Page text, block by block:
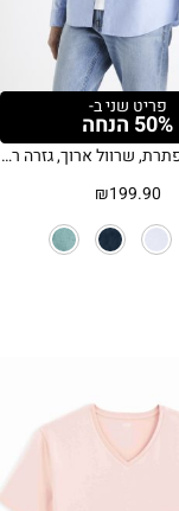
פריט שני ב-
50% הנחה
חולצת מכופתרת, שרוול ארוך, גזרה רגילה, 100% כותנה אוקספורד – תכלת
₪199.90